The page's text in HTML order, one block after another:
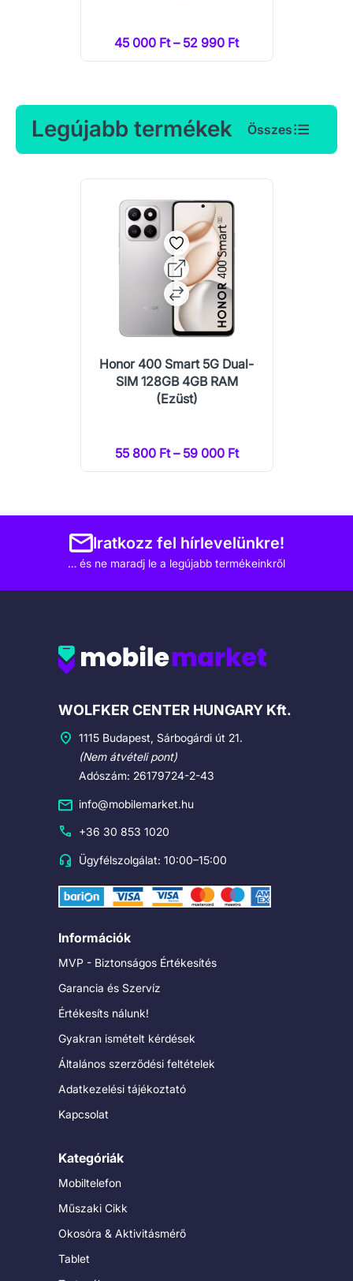
45 000 Ft – 52 990 Ft
Legújabb termékek Összes
Honor 400 Smart 5G Dual-
SIM 128GB 4GB RAM
(Ezüst)
55 800 Ft – 59 000 Ft
Iratkozz fel hírlevelünkre!
… és ne maradj le a legújabb termékeinkről
Cégadatok
WOLFKER CENTER HUNGARY Kft.
1115 Budapest, Sárbogárdi út 21.
(Nem átvételi pont)
Adószám: 26179724-2-43
info@mobilemarket.hu
+36 30 853 1020
Ügyfélszolgálat: 10:00–15:00
Információk
MVP - Biztonságos Értékesítés
Garancia és Szervíz
Értékesíts nálunk!
Gyakran ismételt kérdések
Általános szerződési feltételek
Adatkezelési tájékoztató
Kapcsolat
Kategóriák
Mobiltelefon
Műszaki Cikk
Okosóra & Aktivitásmérő
Tablet